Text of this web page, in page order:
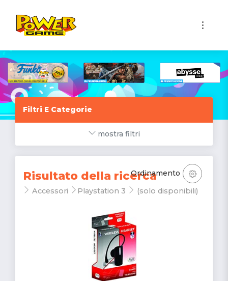
Filtri E Categorie
mostra filtri
Risultato della ricerca
Accessori Playstation 3 (solo disponibili)
Ordinamento